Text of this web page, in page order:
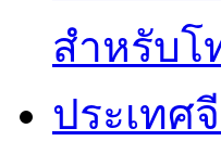
สำหรับโ
ประเทศ